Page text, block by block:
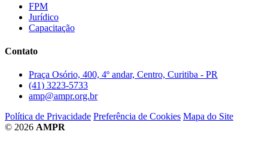
FPM
Jurídico
Capacitação
Contato
Praça Osório, 400, 4º andar, Centro, Curitiba - PR
(41) 3223-5733
amp@ampr.org.br
Política de Privacidade Preferência de Cookies Mapa do Site
© 2026 AMPR